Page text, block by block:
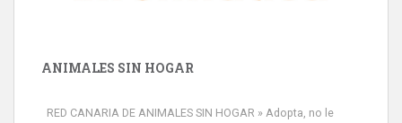
ANIMALES SIN HOGAR
RED CANARIA DE ANIMALES SIN HOGAR » Adopta, no le